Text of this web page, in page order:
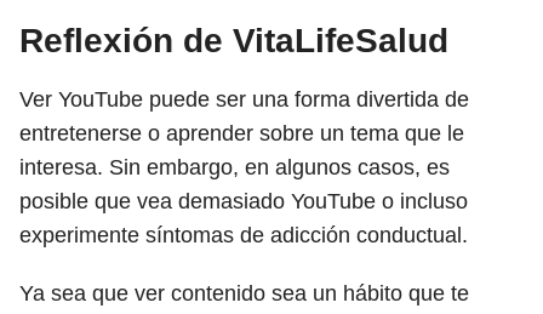
Reflexión de VitaLifeSalud
Ver YouTube puede ser una forma divertida de
entretenerse o aprender sobre un tema que le
interesa. Sin embargo, en algunos casos, es
posible que vea demasiado YouTube o incluso
experimente síntomas de adicción conductual.
Ya sea que ver contenido sea un hábito que te